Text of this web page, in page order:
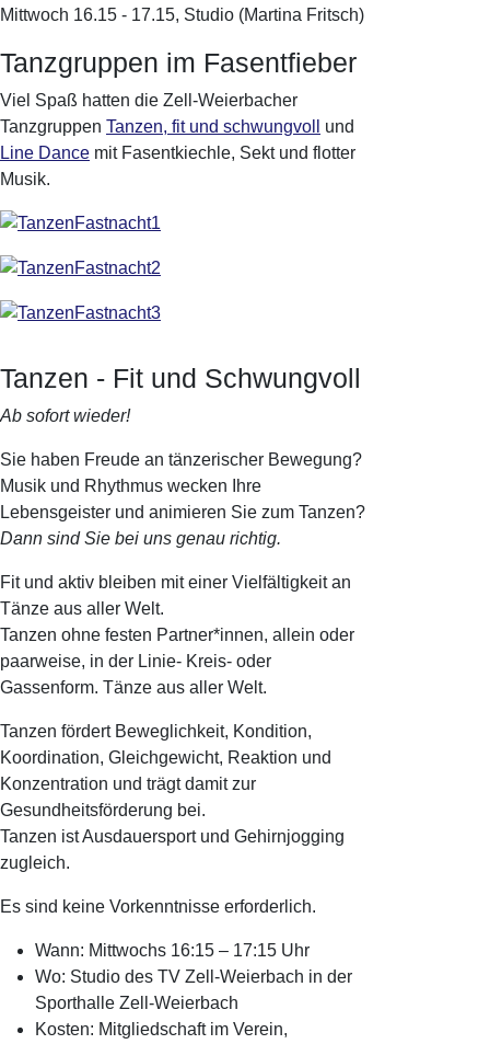
Mittwoch 16.15 - 17.15, Studio (Martina Fritsch)
Tanzgruppen im Fasentfieber
Viel Spaß hatten die Zell-Weierbacher
Tanzgruppen Tanzen, fit und schwungvoll
und
Line Dance mit Fasentkiechle, Sekt und flotter
Musik.
Tanzen - Fit und Schwungvoll
Ab sofort wieder!
Sie haben Freude an tänzerischer Bewegung?
Musik und Rhythmus wecken Ihre
Lebensgeister und animieren Sie zum Tanzen?
Dann sind Sie bei uns genau richtig.
Fit und aktiv bleiben mit einer Vielfältigkeit an
Tänze aus aller Welt.
Tanzen ohne festen Partner*innen, allein oder
paarweise, in der Linie- Kreis- oder
Gassenform. Tänze aus aller Welt.
Tanzen fördert Beweglichkeit, Kondition,
Koordination, Gleichgewicht, Reaktion und
Konzentration und trägt damit zur
Gesundheitsförderung bei.
Tanzen ist Ausdauersport und Gehirnjogging
zugleich.
Es sind keine Vorkenntnisse erforderlich.
Wann: Mittwochs 16:15 – 17:15 Uhr
Wo: Studio des TV Zell-Weierbach in der
Sporthalle Zell-Weierbach
Kosten: Mitgliedschaft im Verein,